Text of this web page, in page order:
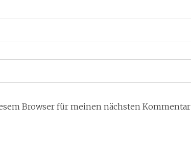
Browser für meinen nächsten Kommentar